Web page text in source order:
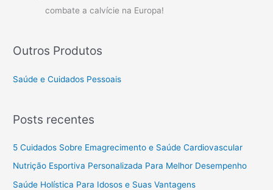
combate a calvície na Europa!
Outros Produtos
Saúde e Cuidados Pessoais
Posts recentes
5 Cuidados Sobre Emagrecimento e Saúde Cardiovascular
Nutrição Esportiva Personalizada Para Melhor Desempenho
Saúde Holística Para Idosos e Suas Vantagens